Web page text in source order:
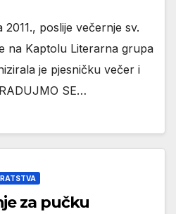
poslije večernje sv.
na Kaptolu Literarna grupa
je pjesničku večer i
SE…
za pučku